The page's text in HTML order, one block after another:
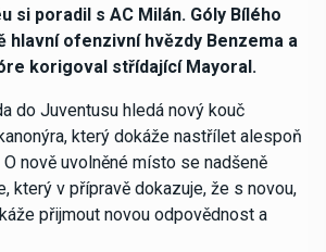
si poradil s AC Milán. Góly Bílého
hlavní ofenzivní hvězdy Benzema a
korigoval střídající Mayoral.
do Juventusu hledá nový kouč
který dokáže nastřílet alespoň
nově uvolněné místo se nadšeně
který v přípravě dokazuje, že s novou,
přijmout novou odpovědnost a